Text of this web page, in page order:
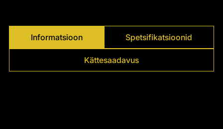
Informatsioon Spetsifikatsioonid
Kättesaadavus